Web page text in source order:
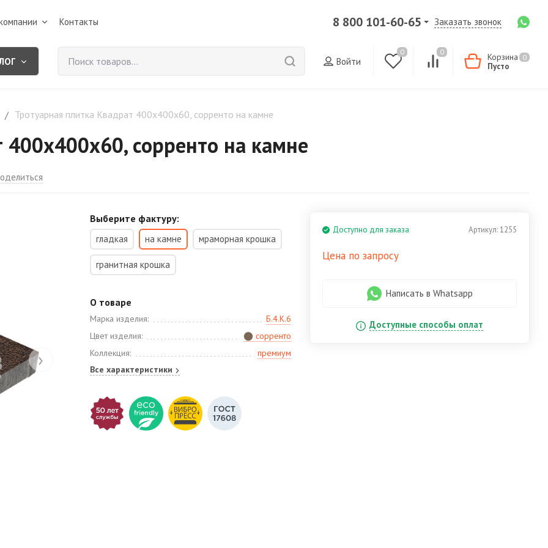
Контакты 8 800 101-60-65 Заказать звонок
Войти
0 0 Корзина 0
Пусто
/ Тротуарная плитка Квадрат 400х400х60, сорренто на камне
400х400х60, сорренто на камне
›
Выберите фактуру:
гладкая на камне мраморная крошка
гранитная крошка
О товаре
Марка изделия:
Б.4.К.6
Цвет изделия:
сорренто
Коллекция:
премиум
Все характеристики
Артикул:1255
Доступно для заказа
Цена по запросу
Написать в Whatsapp
Доступные способы оплат